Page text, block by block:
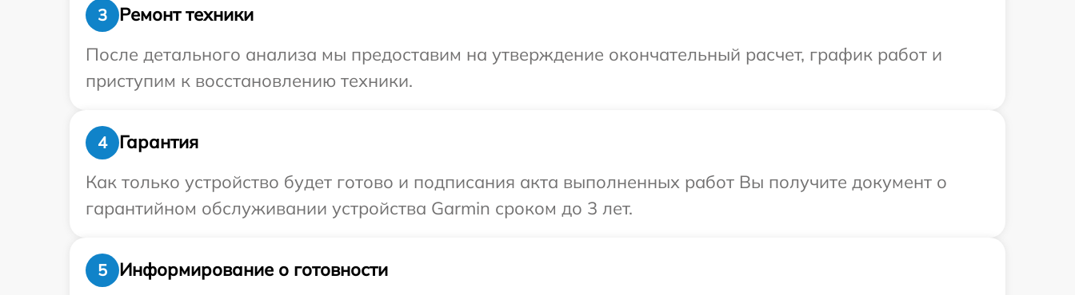
3
Ремонт техники
После детального анализа мы предоставим на утверждение окончательный расчет, график работ и
приступим к восстановлению техники.
4
Гарантия
Как только устройство будет готово и подписания акта выполненных работ Вы получите документ о
гарантийном обслуживании устройства Garmin сроком до 3 лет.
5
Информирование о готовности